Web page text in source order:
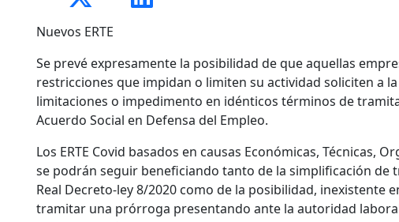
Nuevos ERTE
Se prevé expresamente la posibilidad de que aquellas
restricciones que impidan o limiten su actividad soliciten a
limitaciones o impedimento en idénticos términos de
Acuerdo Social en Defensa del Empleo.
Los ERTE Covid basados en causas Económicas, Técnicas,
se podrán seguir beneficiando tanto de la simplificación de
Real Decreto-ley 8/2020 como de la posibilidad, inexistente
tramitar una prórroga presentando ante la autoridad